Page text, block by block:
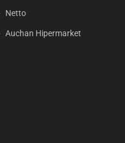
Netto
Auchan Hipermarket